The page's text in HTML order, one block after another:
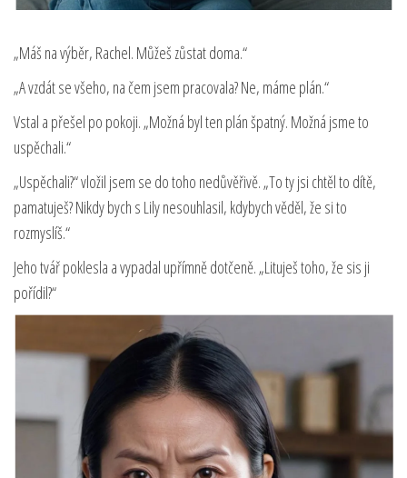
„Máš na výběr, Rachel. Můžeš zůstat doma.“
„A vzdát se všeho, na čem jsem pracovala? Ne, máme plán.“
Vstal a přešel po pokoji. „Možná byl ten plán špatný. Možná jsme to
uspěchali.“
„Uspěchali?“ vložil jsem se do toho nedůvěřivě. „To ty jsi chtěl to dítě,
pamatuješ? Nikdy bych s Lily nesouhlasil, kdybych věděl, že si to
rozmyslíš.“
Jeho tvář poklesla a vypadal upřímně dotčeně. „Lituješ toho, že sis ji
pořídil?“